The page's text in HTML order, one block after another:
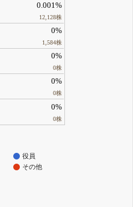
0.001%
12,128株
0%
1,584株
0%
0株
0%
0株
0%
0株
役員
その他